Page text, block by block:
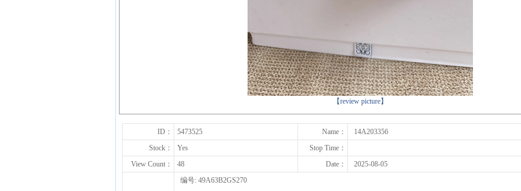
【review picture】
下一张
ID： 5473525 Name：
14A203356
Stock：
Yes
Stop Time：
View Count：
48 Date：
2025-08-05
编号: 49A63B2GS270